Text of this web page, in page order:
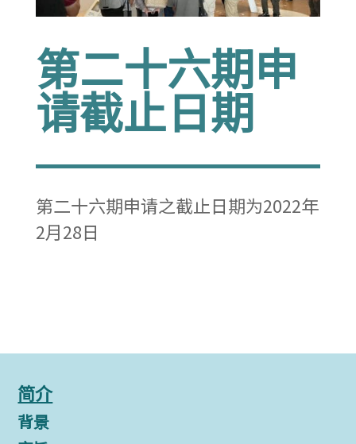
第二十六期申
请截止日期
第二十六期申请之截止日期为2022年
2月28日
简介
背景